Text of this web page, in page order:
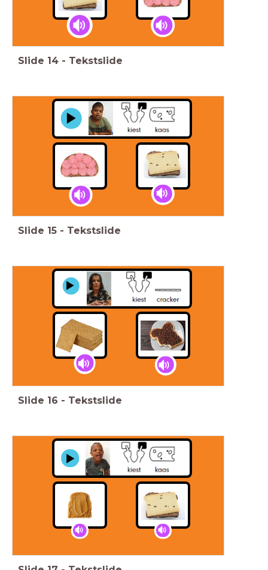
Slide 14 - Tekstslide
Slide 15 - Tekstslide
Slide 16 - Tekstslide